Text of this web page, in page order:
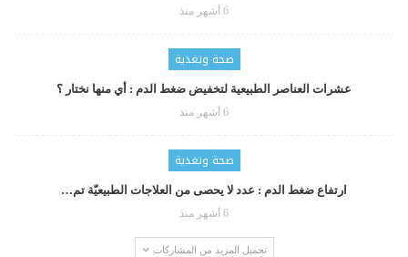
6 أشهر منذ
صحة وتغذية
عشرات العناصر الطبيعية لتخفيض ضغط الدم : أي منها نختار ؟
6 أشهر منذ
صحة وتغذية
ارتفاع ضغط الدم : عدد لا يحصى من العلاجات الطبيعيّة تم…
6 أشهر منذ
تحميل المزيد من المشاركات